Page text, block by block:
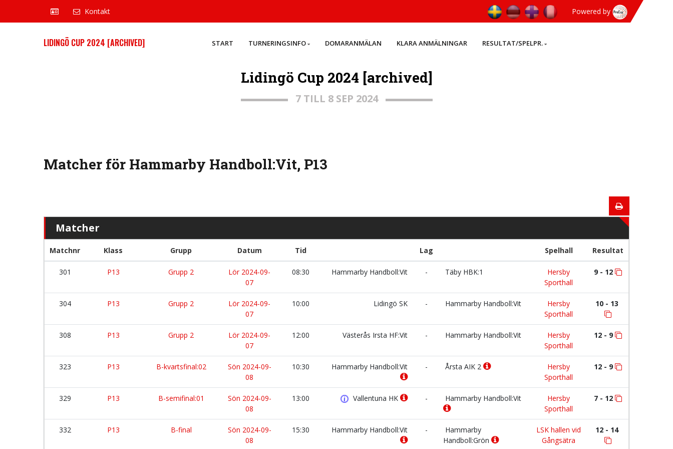
Kontakt Powered by
LIDINGÖ CUP 2024 [ARCHIVED] START TURNERINGSINFO DOMARANMÄLAN KLARA ANMÄLNINGAR RESULTAT/SPELPR.
Lidingö Cup 2024 [archived]
7 TILL 8 SEP 2024
Matcher för Hammarby Handboll:Vit, P13
Matcher
Matchnr Klass Grupp Datum Tid Lag Spelhall Resultat
301 P13 Grupp 2
Lör 2024-09-
07
08:30 Hammarby Handboll:Vit - Täby HBK:1
Hersby
Sporthall
9 - 12
304 P13 Grupp 2
Lör 2024-09-
07
10:00 Lidingö SK - Hammarby Handboll:Vit
Hersby
Sporthall
10 - 13
308 P13 Grupp 2
Lör 2024-09-
07
12:00 Västerås Irsta HF:Vit - Hammarby Handboll:Vit
Hersby
Sporthall
12 - 9
323 P13 B-kvartsfinal:02
Sön 2024-09-
08
10:30 Hammarby Handboll:Vit - Årsta AIK 2
Hersby
Sporthall
12 - 9
329 P13 B-semifinal:01
Sön 2024-09-
08
13:00 Vallentuna HK - Hammarby Handboll:Vit
Hersby
Sporthall
7 - 12
332 P13 B-final
Sön 2024-09-
08
15:30 Hammarby Handboll:Vit -
Hammarby
Handboll:Grön
LSK hallen vid
Gångsätra
12 - 14